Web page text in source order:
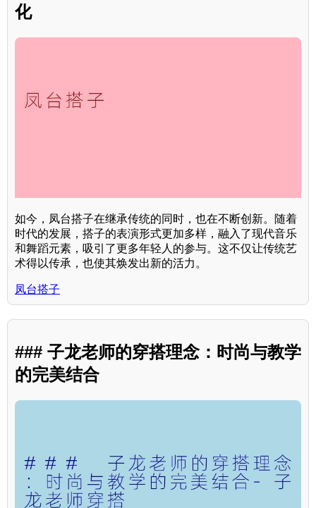
化
如今，凤台搭子在继承传统的同时，也在不断创新。随着
时代的发展，搭子的表演形式更加多样，融入了现代音乐
和舞蹈元素，吸引了更多年轻人的参与。这不仅让传统艺
术得以传承，也使其焕发出新的活力。
凤台搭子
### 子龙老师的穿搭理念：时尚与教学
的完美结合